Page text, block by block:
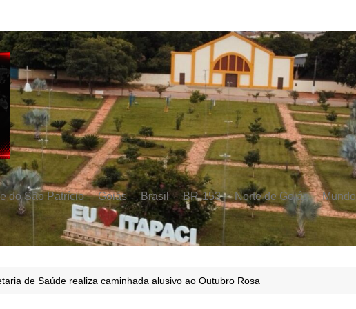
do São Patrício Goiás Brasil BR-153 Norte de Goiás Mundo
de Saúde realiza caminhada alusivo ao Outubro Rosa